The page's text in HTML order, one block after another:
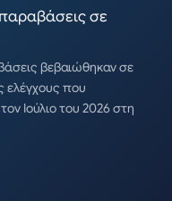
σε
βεβαιώθηκαν σε
ελέγχους που
Ιούλιο του 2026 στη